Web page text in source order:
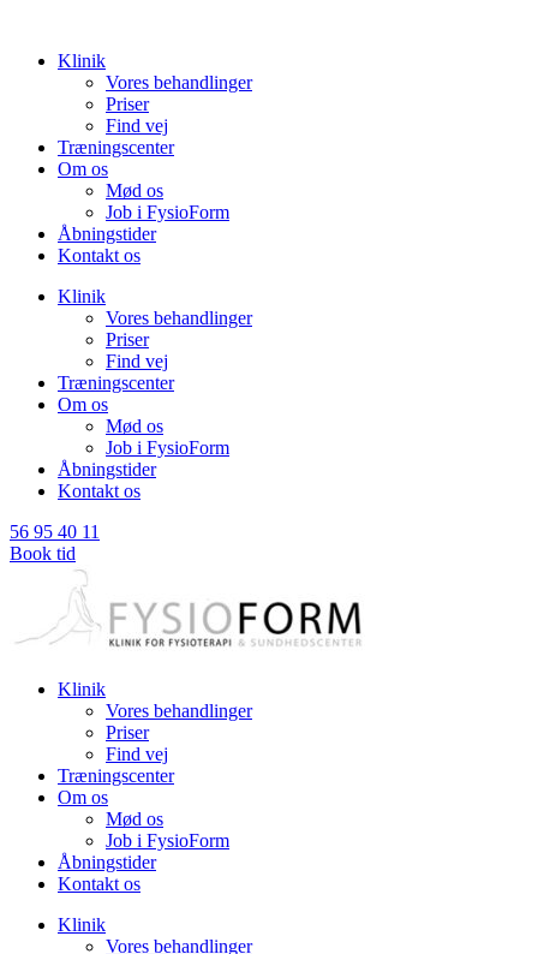
indholdKlinik
Vores behandlinger
Priser
Find vej
Træningscenter
Om os
Mød os
Job i FysioForm
Åbningstider
Kontakt os
Klinik
Vores behandlinger
Priser
Find vej
Træningscenter
Om os
Mød os
Job i FysioForm
Åbningstider
Kontakt os
56 95 40 11
Book tid
Klinik
Vores behandlinger
Priser
Find vej
Træningscenter
Om os
Mød os
Job i FysioForm
Åbningstider
Kontakt os
Klinik
Vores behandlinger